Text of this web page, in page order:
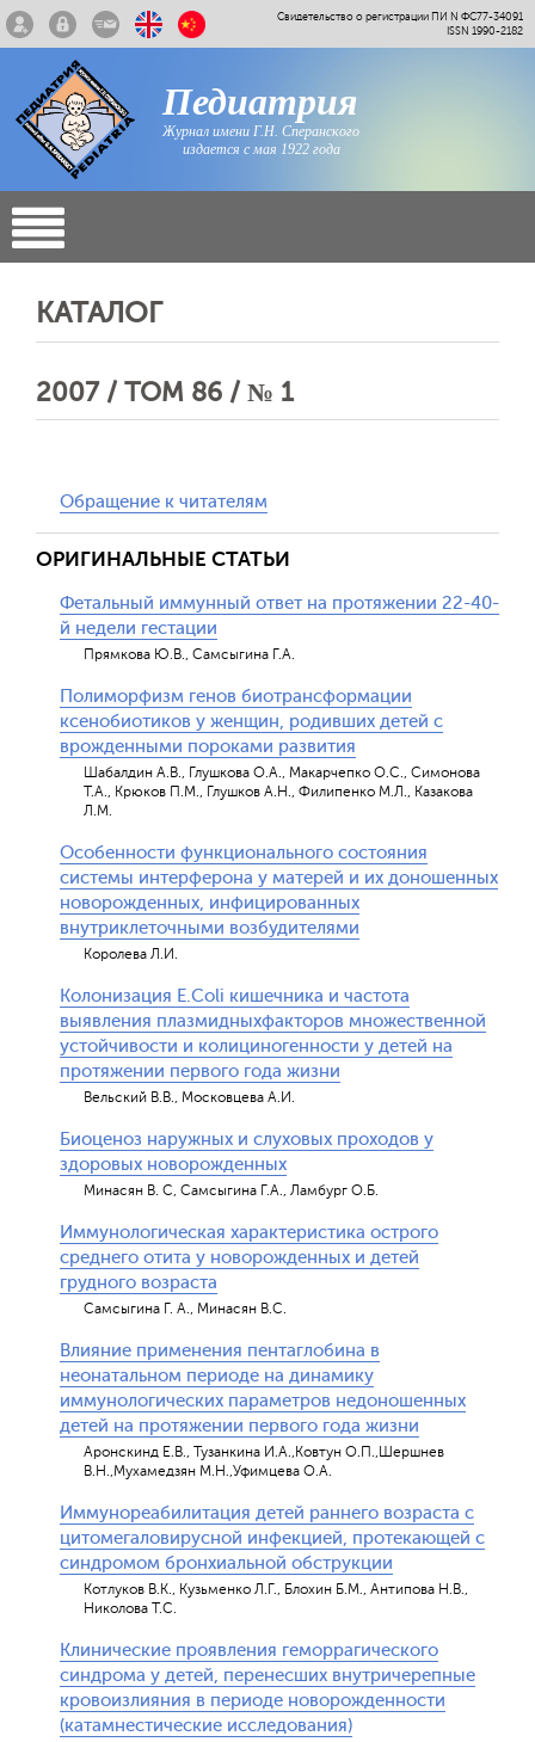
Свидетельство о регистрации ПИ N ФС77-34091
ISSN 1990-2182
Педиатрия
Журнал имени Г.Н. Сперанского
издается с мая 1922 года
КАТАЛОГ
2007 / ТОМ 86 / № 1
Обращение к читателям
ОРИГИНАЛЬНЫЕ СТАТЬИ
Фетальный иммунный ответ на протяжении 22-40-
й недели гестации
Прямкова Ю.В., Самсыгина Г.А.
Полиморфизм генов биотрансформации
ксенобиотиков у женщин, родивших детей с
врожденными пороками развития
Шабалдин А.В., Глушкова О.А., Макарчепко О.С., Симонова
Т.А., Крюков П.М., Глушков А.Н., Филипенко М.Л., Казакова
Л.М.
Особенности функционального состояния
системы интерферона у матерей и их доношенных
новорожденных, инфицированных
внутриклеточными возбудителями
Королева Л.И.
Колонизация Е.Coli кишечника и частота
выявления плазмидныхфакторов множественной
устойчивости и колициногенности у детей на
протяжении первого года жизни
Вельский В.В., Московцева А.И.
Биоценоз наружных и слуховых проходов у
здоровых новорожденных
Минасян В. С, Самсыгина Г.А., Ламбург О.Б.
Иммунологическая характеристика острого
среднего отита у новорожденных и детей
грудного возраста
Самсыгина Г. А., Минасян В.С.
Влияние применения пентаглобина в
неонатальном периоде на динамику
иммунологических параметров недоношенных
детей на протяжении первого года жизни
Аронскинд Е.В., Тузанкина И.А.,Ковтун О.П.,Шершнев
В.Н.,Мухамедзян М.Н.,Уфимцева О.А.
Иммунореабилитация детей раннего возраста с
цитомегаловирусной инфекцией, протекающей с
синдромом бронхиальной обструкции
Котлуков В.К., Кузьменко Л.Г., Блохин Б.М., Антипова Н.В.,
Николова Т.С.
Клинические проявления геморрагического
синдрома у детей, перенесших внутричерепные
кровоизлияния в периоде новорожденности
(катамнестические исследования)